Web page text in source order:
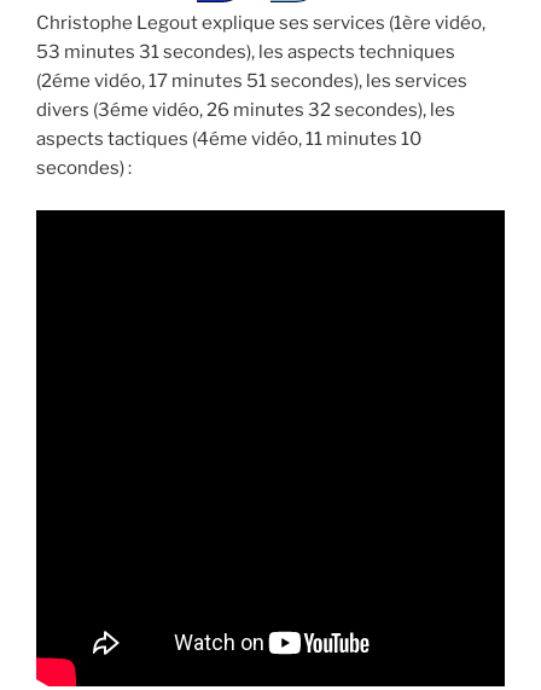
Christophe Legout explique ses services (1ère vidéo,
53 minutes 31 secondes), les aspects techniques
(2éme vidéo, 17 minutes 51 secondes), les services
divers (3éme vidéo, 26 minutes 32 secondes), les
aspects tactiques (4éme vidéo, 11 minutes 10
secondes) :